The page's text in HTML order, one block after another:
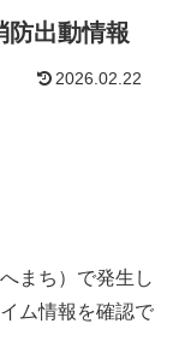
防出動情報
2026.02.22
まち）で発生し
ム情報を確認で